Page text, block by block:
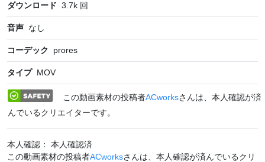
ダウンロード 3.7k 回
音声 なし
コーデック prores
タイプ MOV
この動画素材の投稿者ACworksさんは、本人確認が済
んでいるクリエイターです。
本人確認： 本人確認済
この動画素材の投稿者ACworksさんは、本人確認が済んでいるクリ